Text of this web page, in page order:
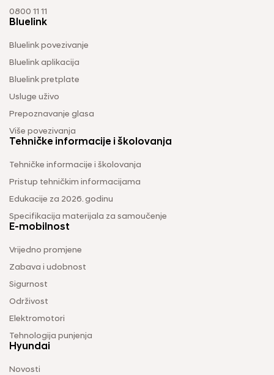
0800 11 11
Bluelink
Bluelink povezivanje
Bluelink aplikacija
Bluelink pretplate
Usluge uživo
Prepoznavanje glasa
Više povezivanja
Tehničke informacije i školovanja
Tehničke informacije i školovanja
Pristup tehničkim informacijama
Edukacije za 2026. godinu
Specifikacija materijala za samoučenje
E-mobilnost
Vrijedno promjene
Zabava i udobnost
Sigurnost
Održivost
Elektromotori
Tehnologija punjenja
Hyundai
Novosti